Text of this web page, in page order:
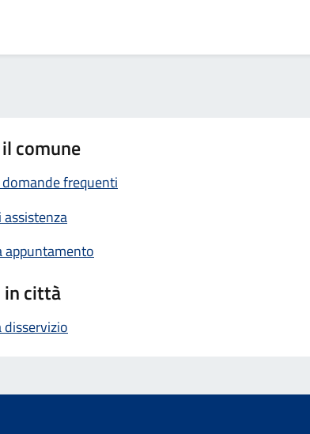
comune
domande frequenti
assistenza
appuntamento
in città
disservizio